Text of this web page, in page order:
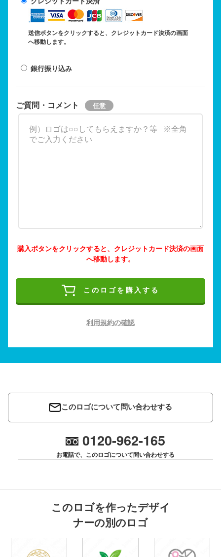
送信ボタンをクリックすると、クレジットカード決済の画面
へ移動します。
銀行振り込み
ご質問・コメント
購入ボタンをクリックすると、クレジットカード決済の画面
へ移動します。
このロゴを購入する
利用規約の確認
このロゴについて問い合わせする
0120-962-165
お電話で、このロゴについて問い合わせする
このロゴを作ったデザイ
ナーの別のロゴ